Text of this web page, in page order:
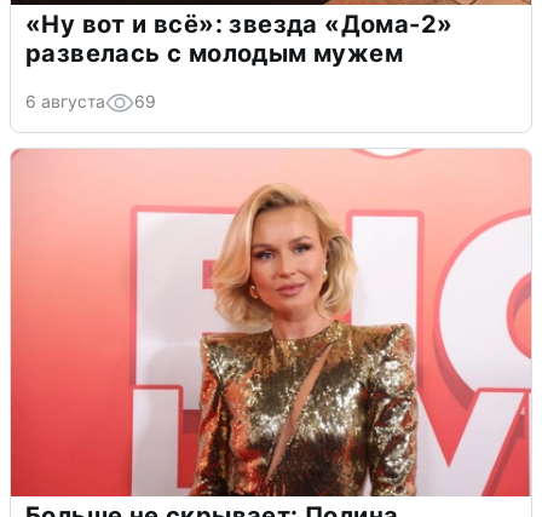
«Ну вот и всё»: звезда «Дома-2»
развелась с молодым мужем
6 августа 69